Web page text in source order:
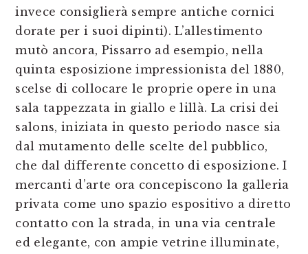
invece consiglierà sempre antiche cornici
dorate per i suoi dipinti). L’allestimento
mutò ancora, Pissarro ad esempio, nella
quinta esposizione impressionista del 1880,
scelse di collocare le proprie opere in una
sala tappezzata in giallo e lillà. La crisi dei
salons, iniziata in questo periodo nasce sia
dal mutamento delle scelte del pubblico,
che dal differente concetto di esposizione. I
mercanti d’arte ora concepiscono la galleria
privata come uno spazio espositivo a diretto
contatto con la strada, in una via centrale
ed elegante, con ampie vetrine illuminate,